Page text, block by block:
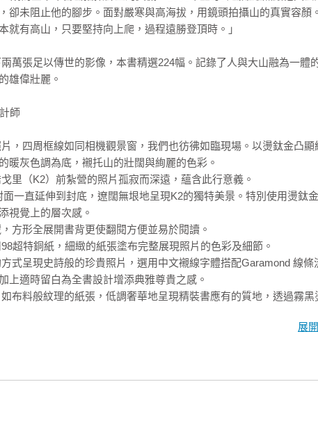
卻未阻止他的腳步。面對嚴寒與高海拔，用鏡頭拍攝山的真實容顏。
就有高山，只要堅持向上爬，過程遠勝登頂時。」
萬張足以傳世的影像，本書精選224幅。記錄了人與大山融為一體
雄偉壯麗。
師
，四周框線如同相機觀景窗，我們也彷彿如臨現場。以燙鈦金凸顯
暖灰色調為底，襯托山的壯闊與絢麗的色彩。
里（K2）前紮營的照片孤寂而深遠，蘊含此行意義。
一直延伸到封底，遼闊無垠地呈現K2的獨特美景。特別使用燙鈦
視覺上的層次感。
方形全展開書背更使翻閱方便並易於閱讀。
超特銅紙，細緻的紙張塗布完整展現照片的色彩及細節。
式呈現史詩般的珍貴照片，選用中文襯線字體搭配Garamond 線條
上適時留白為全書設計增添典雅尊貴之感。
布料般紋理的紙張，低調奢華地呈現精裝書應有的質地，透過霧黑
展開